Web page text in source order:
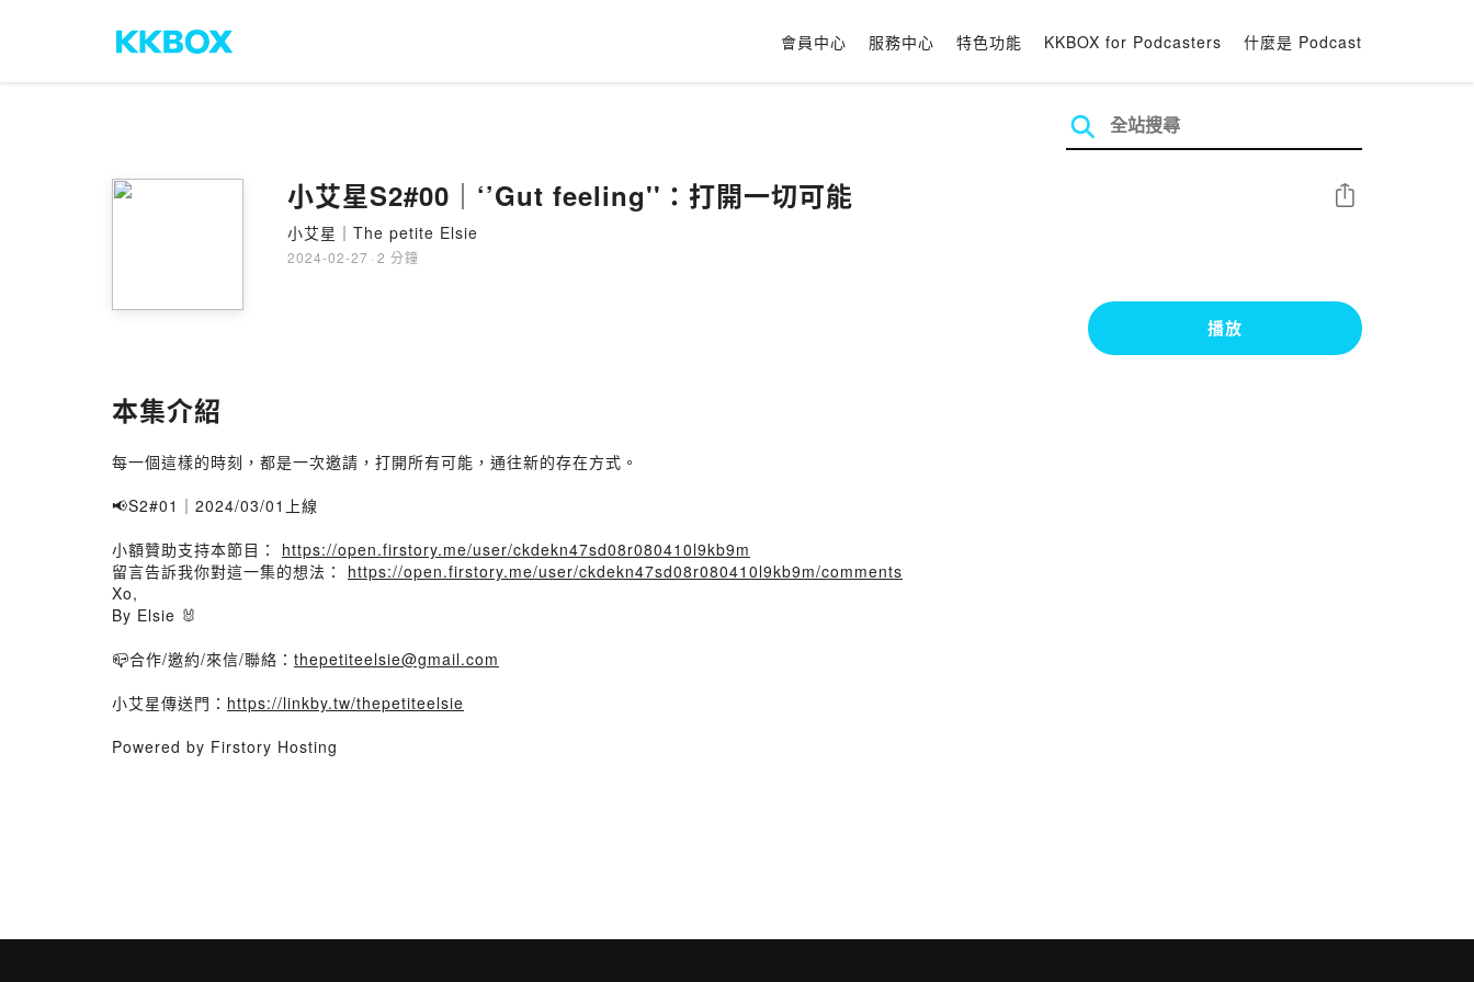
會員中心 服務中心 特色功能 KKBOX for Podcasters 什麼是 Podcast
小艾星S2#00｜‘’Gut feeling''：打開一切可能
小艾星｜The petite Elsie
2024-02-27 · 2 分鐘
分享
播放
本集介紹
每一個這樣的時刻，都是一次邀請，打開所有可能，通往新的存在方式。
📢S2#01｜2024/03/01上線
小額贊助支持本節目： https://open.firstory.me/user/ckdekn47sd08r080410l9kb9m
留言告訴我你對這一集的想法： https://open.firstory.me/user/ckdekn47sd08r080410l9kb9m/comments
Xo,
By Elsie 🐰
📪合作/邀約/來信/聯絡： thepetiteelsie@gmail.com
小艾星傳送門： https://linkby.tw/thepetiteelsie
Powered by Firstory Hosting